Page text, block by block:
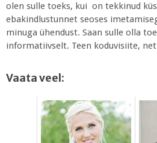
olen sulle toeks, kui on tekkinud
ebakindlustunnet seoses
minuga ühendust. Saan sulle olla
informatiivselt. Teen koduvisiite,
Vaata veel: